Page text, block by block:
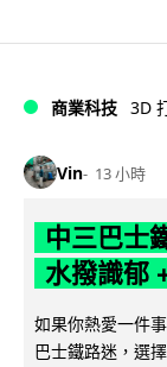
商業科技 3D
Vin 13 小時
中三巴士
水撥識郁
如果你熱愛一件
巴士鐵路迷，選